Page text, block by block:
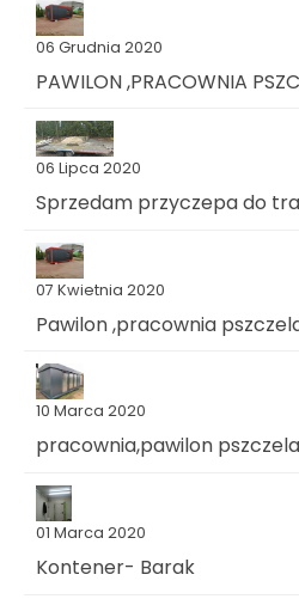
06 Grudnia 2020
PAWILON ,PRACOWNIA
06 Lipca 2020
Sprzedam przyczepa do
07 Kwietnia 2020
Pawilon ,pracownia
10 Marca 2020
pracownia,pawilon
01 Marca 2020
Kontener- Barak